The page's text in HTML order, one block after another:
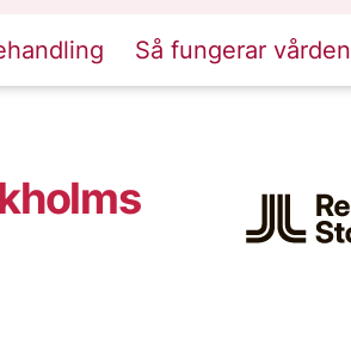
Så fungerar vården